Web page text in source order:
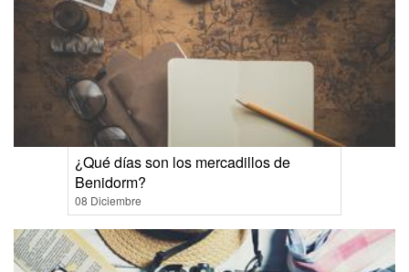
¿Qué días son los mercadillos de
Benidorm?
08 Diciembre